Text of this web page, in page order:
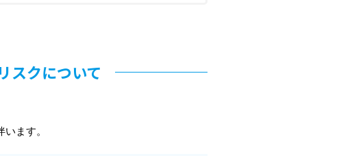
スクについて
ます。